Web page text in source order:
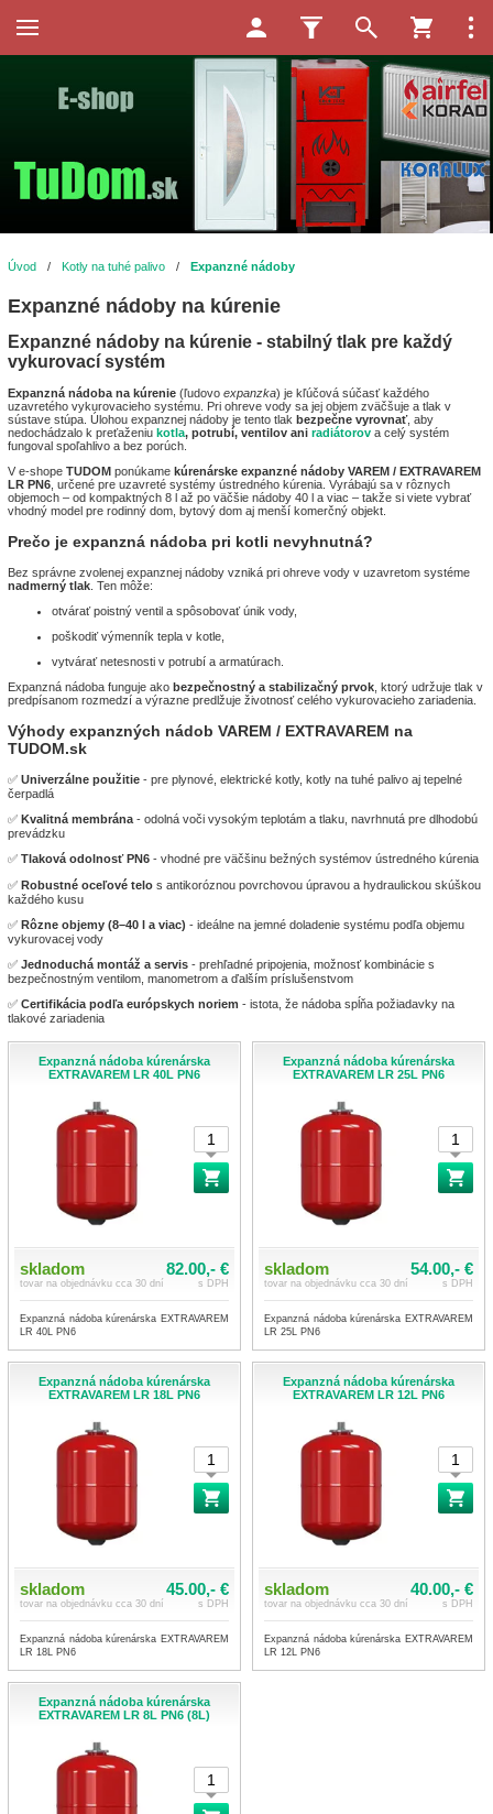
Úvod / Kotly na tuhé palivo / Expanzné nádoby
Expanzné nádoby na kúrenie
Expanzné nádoby na kúrenie - stabilný tlak pre každý
vykurovací systém
Expanzná nádoba na kúrenie (ľudovo expanzka) je kľúčová súčasť každého
uzavretého vykurovacieho systému. Pri ohreve vody sa jej objem zväčšuje a tlak v
sústave stúpa. Úlohou expanznej nádoby je tento tlak bezpečne vyrovnať, aby
nedochádzalo k preťaženiu kotla, potrubí, ventilov ani radiátorov a celý systém
fungoval spoľahlivo a bez porúch.
V e-shope TUDOM ponúkame kúrenárske expanzné nádoby VAREM / EXTRAVAREM
LR PN6 , určené pre uzavreté systémy ústredného kúrenia. Vyrábajú sa v rôznych
objemoch – od kompaktných 8 l až po väčšie nádoby 40 l a viac – takže si viete vybrať
vhodný model pre rodinný dom, bytový dom aj menší komerčný objekt.
Prečo je expanzná nádoba pri kotli nevyhnutná?
Bez správne zvolenej expanznej nádoby vzniká pri ohreve vody v uzavretom systéme
nadmerný tlak . Ten môže:
otvárať poistný ventil a spôsobovať únik vody,
poškodiť výmenník tepla v kotle,
vytvárať netesnosti v potrubí a armatúrach.
Expanzná nádoba funguje ako bezpečnostný a stabilizačný prvok , ktorý udržuje tlak v
predpísanom rozmedzí a výrazne predlžuje životnosť celého vykurovacieho zariadenia.
Výhody expanzných nádob VAREM / EXTRAVAREM na
TUDOM.sk
✅ Univerzálne použitie - pre plynové, elektrické kotly, kotly na tuhé palivo aj tepelné
čerpadlá
✅ Kvalitná membrána - odolná voči vysokým teplotám a tlaku, navrhnutá pre dlhodobú
prevádzku
✅ Tlaková odolnosť PN6 - vhodné pre väčšinu bežných systémov ústredného kúrenia
✅ Robustné oceľové telo s antikoróznou povrchovou úpravou a hydraulickou skúškou
každého kusu
✅ Rôzne objemy (8–40 l a viac) - ideálne na jemné doladenie systému podľa objemu
vykurovacej vody
✅ Jednoduchá montáž a servis - prehľadné pripojenia, možnosť kombinácie s
bezpečnostným ventilom, manometrom a ďalším príslušenstvom
✅ Certifikácia podľa európskych noriem - istota, že nádoba spĺňa požiadavky na
tlakové zariadenia
Expanzná nádoba kúrenárska
EXTRAVAREM LR 40L PN6
skladom
tovar na objednávku cca 30 dní
82.00,- €
s DPH
Expanzná nádoba kúrenárska EXTRAVAREM
LR 40L PN6
Expanzná nádoba kúrenárska
EXTRAVAREM LR 25L PN6
skladom
tovar na objednávku cca 30 dní
54.00,- €
s DPH
Expanzná nádoba kúrenárska EXTRAVAREM
LR 25L PN6
Expanzná nádoba kúrenárska
EXTRAVAREM LR 18L PN6
skladom
tovar na objednávku cca 30 dní
45.00,- €
s DPH
Expanzná nádoba kúrenárska EXTRAVAREM
LR 18L PN6
Expanzná nádoba kúrenárska
EXTRAVAREM LR 12L PN6
skladom
tovar na objednávku cca 30 dní
40.00,- €
s DPH
Expanzná nádoba kúrenárska EXTRAVAREM
LR 12L PN6
Expanzná nádoba kúrenárska
EXTRAVAREM LR 8L PN6 (8L)